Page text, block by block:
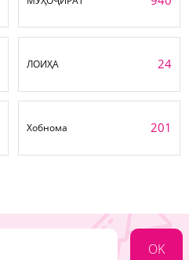
ЛОИҲА 24
Хобнома 201
OK